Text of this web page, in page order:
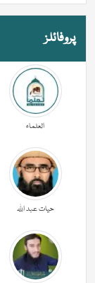
پروفائلز
العلماء
حیات عبد اللہ